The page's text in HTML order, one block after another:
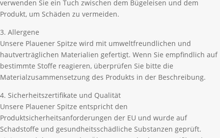
verwenden Sie ein Tuch zwischen dem Bügeleisen und dem
Produkt, um Schäden zu vermeiden.
3. Allergene
Unsere Plauener Spitze wird mit umweltfreundlichen und
hautverträglichen Materialien gefertigt. Wenn Sie empfindlich auf
bestimmte Stoffe reagieren, überprüfen Sie bitte die
Materialzusammensetzung des Produkts in der Beschreibung.
4. Sicherheitszertifikate und Qualität
Unsere Plauener Spitze entspricht den
Produktsicherheitsanforderungen der EU und wurde auf
Schadstoffe und gesundheitsschädliche Substanzen geprüft.